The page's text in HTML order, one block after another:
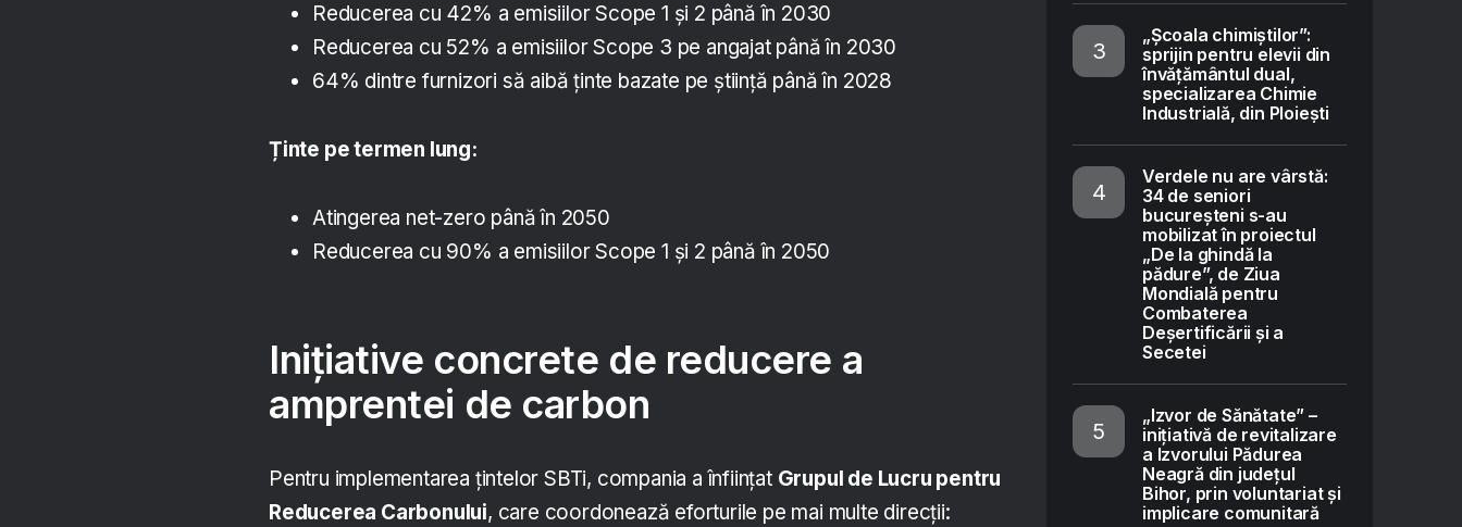
Reducerea cu 42% a emisiilor Scope 1 și 2 până în 2030
Reducerea cu 52% a emisiilor Scope 3 pe angajat până în 2030
64% dintre furnizori să aibă ținte bazate pe știință până în 2028
Ținte pe termen lung:
Atingerea net-zero până în 2050
Reducerea cu 90% a emisiilor Scope 1 și 2 până în 2050
Inițiative concrete de reducere a
amprentei de carbon
Pentru implementarea țintelor SBTi, compania a înființat Grupul de Lucru pentru
Reducerea Carbonului, care coordonează eforturile pe mai multe direcții:
„Școala chimiștilor”:
sprijin pentru elevii din
învățământul dual,
specializarea Chimie
Industrială, din Ploiești
Verdele nu are vârstă:
34 de seniori
bucureșteni s-au
mobilizat în proiectul
„De la ghindă la
pădure”, de Ziua
Mondială pentru
Combaterea
Deșertificării și a
Secetei
„Izvor de Sănătate” –
inițiativă de revitalizare
a Izvorului Pădurea
Neagră din județul
Bihor, prin voluntariat și
implicare comunitară